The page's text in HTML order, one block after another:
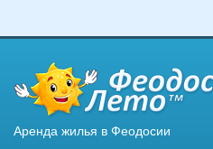
Аренда жилья в Феодосии